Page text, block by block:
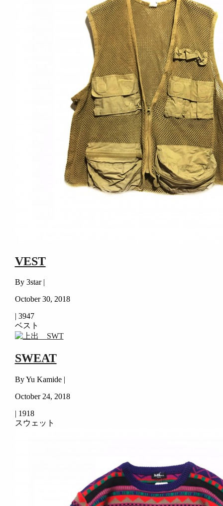
VEST
By 3star |
October 30, 2018
| 3947
ベスト
SWEAT
By Yu Kamide |
October 24, 2018
| 1918
スウェット